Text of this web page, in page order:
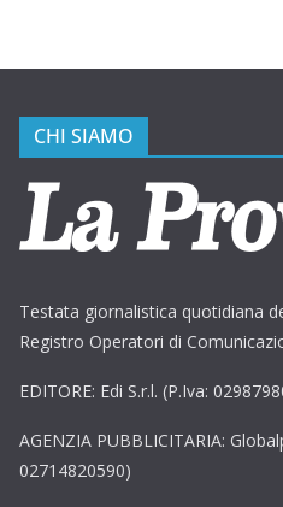
CHI SIAMO
Testata giornalistica quotidiana
Registro Operatori di
EDITORE: Edi S.r.l. (P.Iva:
AGENZIA PUBBLICITARIA:
02714820590)